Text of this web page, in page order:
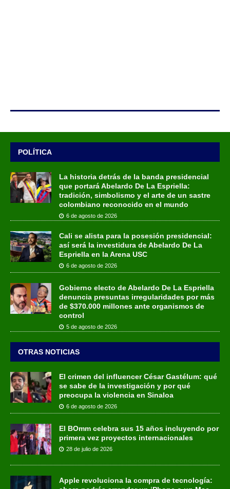
POLÍTICA
La historia detrás de la banda presidencial
que portará Abelardo De La Espriella:
tradición, simbolismo y el arte de un sastre
colombiano reconocido en el mundo
6 de agosto de 2026
Cali se alista para la posesión presidencial:
así será la investidura de Abelardo De La
Espriella en la Arena USC
6 de agosto de 2026
Gobierno electo de Abelardo De La Espriella
denuncia presuntas irregularidades por más
de $370.000 millones ante organismos de
control
5 de agosto de 2026
OTRAS NOTICIAS
El crimen del influencer César Gastélum: qué
se sabe de la investigación y por qué
preocupa la violencia en Sinaloa
6 de agosto de 2026
El BOmm celebra sus 15 años incluyendo por
primera vez proyectos internacionales
28 de julio de 2026
Apple revoluciona la compra de tecnología: